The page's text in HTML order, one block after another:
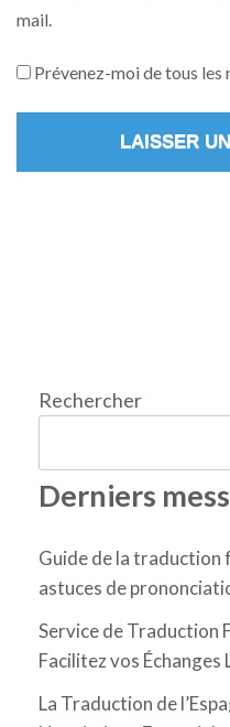
mail.
Prévenez-moi de tous
Rechercher
Derniers
Guide de la
astuces de
Service de Traduction
Facilitez vos Échanges
La Traduction de